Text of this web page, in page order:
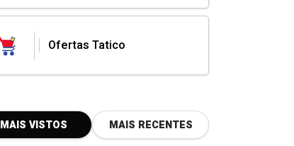
Ofertas Tatico
MAIS VISTOS MAIS RECENTES